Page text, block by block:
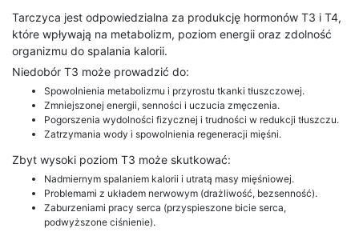
Tarczyca jest odpowiedzialna za produkcję hormonów T3 i T4,
które wpływają na metabolizm, poziom energii oraz zdolność
organizmu do spalania kalorii.
Niedobór T3 może prowadzić do:
Spowolnienia metabolizmu i przyrostu tkanki tłuszczowej.
Zmniejszonej energii, senności i uczucia zmęczenia.
Pogorszenia wydolności fizycznej i trudności w redukcji tłuszczu.
Zatrzymania wody i spowolnienia regeneracji mięśni.
Zbyt wysoki poziom T3 może skutkować:
Nadmiernym spalaniem kalorii i utratą masy mięśniowej.
Problemami z układem nerwowym (drażliwość, bezsenność).
Zaburzeniami pracy serca (przyspieszone bicie serca,
podwyższone ciśnienie).